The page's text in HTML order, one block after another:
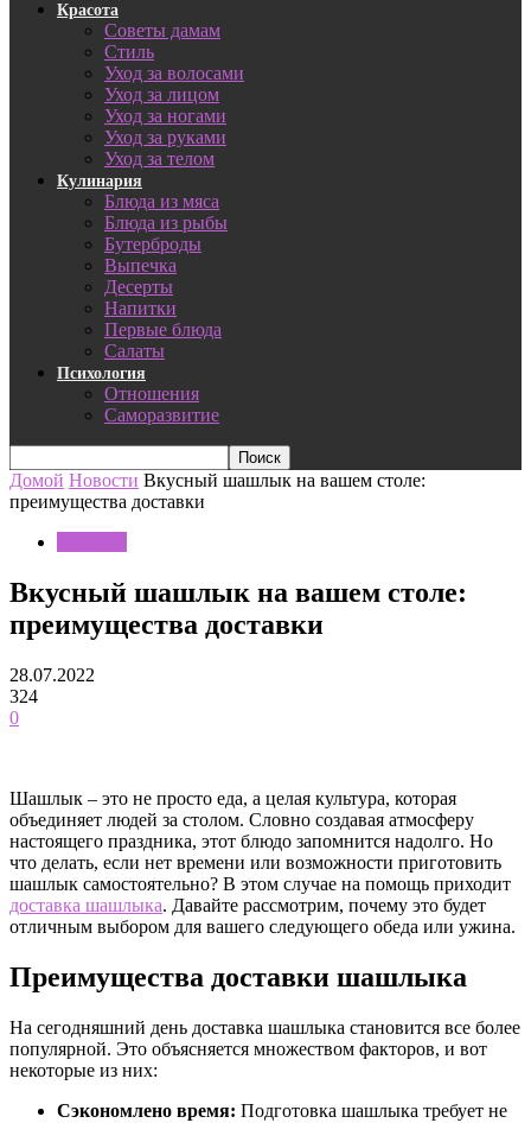
Красота
Советы дамам
Стиль
Уход за волосами
Уход за лицом
Уход за ногами
Уход за руками
Уход за телом
Кулинария
Блюда из мяса
Блюда из рыбы
Бутерброды
Выпечка
Десерты
Напитки
Первые блюда
Салаты
Психология
Отношения
Саморазвитие
Домой Новости Вкусный шашлык на вашем столе:
преимущества доставки
Вкусный шашлык на вашем столе:
преимущества доставки
28.07.2022
324
0
Шашлык – это не просто еда, а целая культура, которая
объединяет людей за столом. Словно создавая атмосферу
настоящего праздника, этот блюдо запомнится надолго. Но
что делать, если нет времени или возможности приготовить
шашлык самостоятельно? В этом случае на помощь приходит
доставка шашлыка. Давайте рассмотрим, почему это будет
отличным выбором для вашего следующего обеда или ужина.
Преимущества доставки шашлыка
На сегодняшний день доставка шашлыка становится все более
популярной. Это объясняется множеством факторов, и вот
некоторые из них:
Сэкономлено время: Подготовка шашлыка требует не